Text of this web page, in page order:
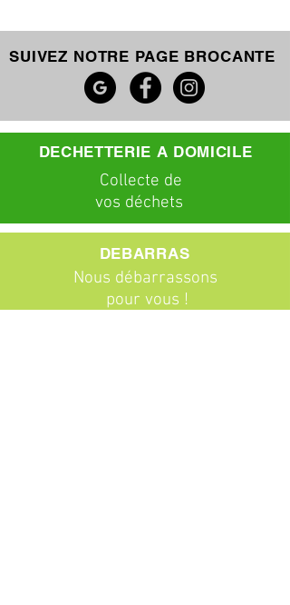
SUIVEZ NOTRE PAGE BROCANTE
DECHETTERIE A DOMICILE
Collecte de
vos déchets
DEBARRAS
Nous débarrassons
pour vous !